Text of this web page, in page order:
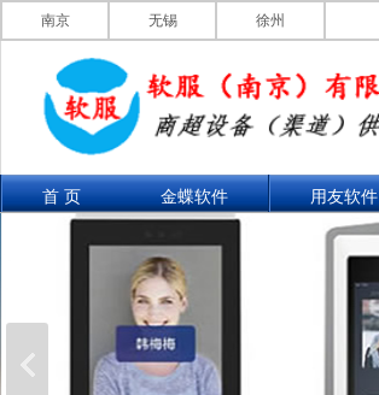
南京 无锡 徐州
首 页 金蝶软件 用友软件